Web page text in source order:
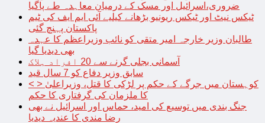
ضروری،اسرائیل اور مسک کے درمیان معاہدہ طے پاگیا
ٹیکس نیٹ اور ٹیکس ریونیو بڑھانے کیلیے آئی ایم ایف کی ٹیم
پاکستان پہنچ گئی
طالبان وزیر خارجہ امیر متقی کو نائب وزیراعظم کا عہدہ
بھی دیدیا گیا
آسمانی بجلی گرنے سے 20 افراد ہلاک
سابق وزیر دفاع کو 7 سال قید
< > کوہستان میں جرگے کے حکم پر لڑکی کا قتل، وزیراعلیٰ
کا ملزمان کی گرفتاری کا حکم
جنگ بندی میں توسیع کی امید، حماس اور اسرائیل نے بھی
رضا مندی کا عندیہ دیدیا